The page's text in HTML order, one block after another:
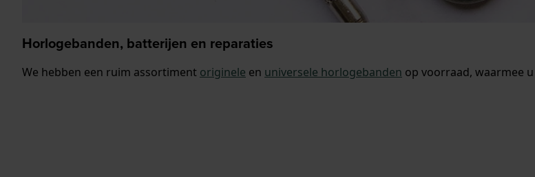
Horlogebanden, batterijen en reparaties
We hebben een ruim assortiment originele en universele horlogebanden op voorraad, waarmee